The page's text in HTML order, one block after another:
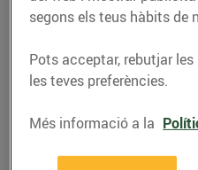
Batut de maduixa i
08/de juliol/2026
Per a 2 persones
maduixes congelades ...
segons els teus hàbits de
Pots acceptar, rebutjar
les teves preferències.
Més informació a la